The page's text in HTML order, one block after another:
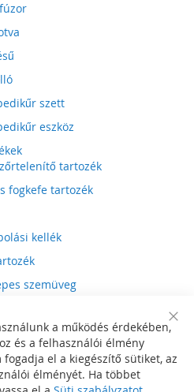
szett
eszköz
tartozék
fogkefe tartozék
kellék
szemüveg
lejátszó
Bar
a működés érdekében,
és a felhasználói élmény
el a kiegészítő sütiket, az
élményét. Ha többet